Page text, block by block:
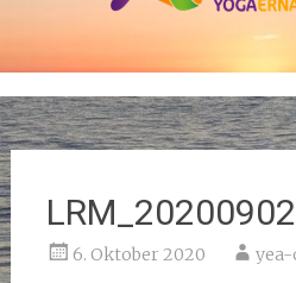
6. Oktober 2020